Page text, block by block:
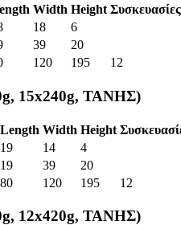
Width Height
18 6
39 20
120 195 12
15x240g, ΤΑΝΗΣ)
Length Width Height
19 14 4
19 39 20
80 120 195 12
12x420g, ΤΑΝΗΣ)